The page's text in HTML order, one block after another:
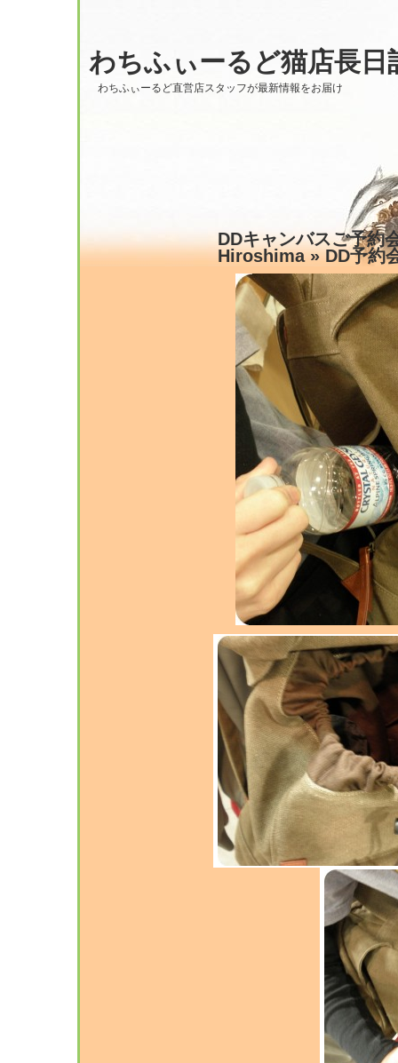
わちふぃーるど猫店長日
わちふぃーるど直営店スタッフが最新情報をお届け
DDキャンバスご予約
Hiroshima» DD予約